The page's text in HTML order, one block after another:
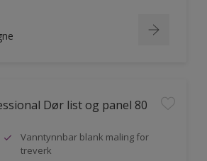
Dør list og panel 80
Vanntynnbar blank maling for
treverk